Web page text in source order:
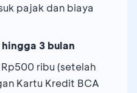
pajak dan biaya
3 bulan
ribu (setelah
Kartu Kredit BCA